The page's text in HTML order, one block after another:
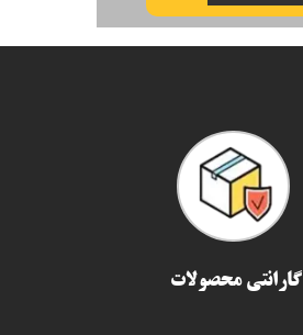
گارانتی محصولات